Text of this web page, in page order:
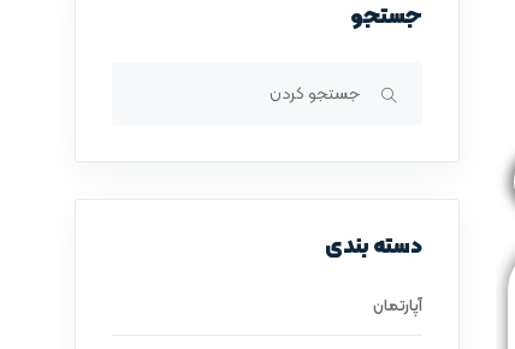
جستجو
دسته بندی
آپارتمان